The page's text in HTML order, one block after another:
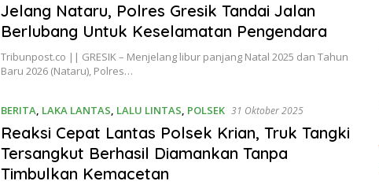
Jelang Nataru, Polres Gresik Tandai Jalan
Berlubang Untuk Keselamatan Pengendara
Tribunpost.co || GRESIK – Menjelang libur panjang Natal 2025 dan Tahun
Baru 2026 (Nataru), Polres…
BERITA, LAKA LANTAS, LALU LINTAS, POLSEK 31 Oktober 2025
Reaksi Cepat Lantas Polsek Krian, Truk Tangki
Tersangkut Berhasil Diamankan Tanpa
Timbulkan Kemacetan